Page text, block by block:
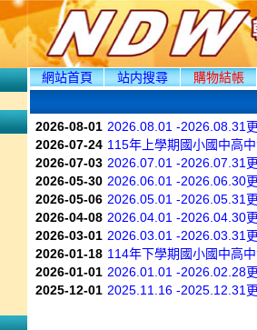
網站首頁 站内搜尋 購物結帳
2026-08-01 2026.08.01 -2026.08.31
2026-07-24 115年上學期國小國中高
2026-07-03 2026.07.01 -2026.07.31
2026-05-30 2026.06.01 -2026.06.30
2026-05-06 2026.05.01 -2026.05.31
2026-04-08 2026.04.01 -2026.04.30
2026-03-01 2026.03.01 -2026.03.31
2026-01-18 114年下學期國小國中高
2026-01-01 2026.01.01 -2026.02.28
2025-12-01 2025.11.16 -2025.12.31